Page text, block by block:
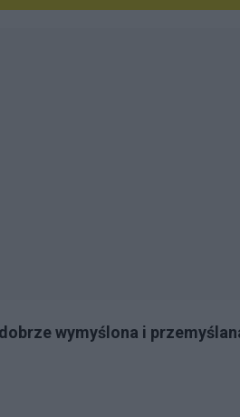
wymyślona i